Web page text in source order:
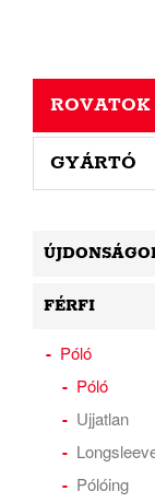
ROVATOK
GYÁRTÓ
FÉRFI
Póló
Póló
Ujjatlan
Pólóing